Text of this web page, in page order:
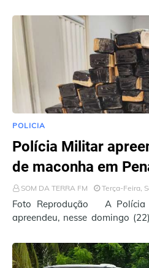
POLICIA
Polícia Militar
de maconha em
SOM DA TERRA FM Terça-Feira,
Foto Reprodução A Polícia
apreendeu, nesse domingo